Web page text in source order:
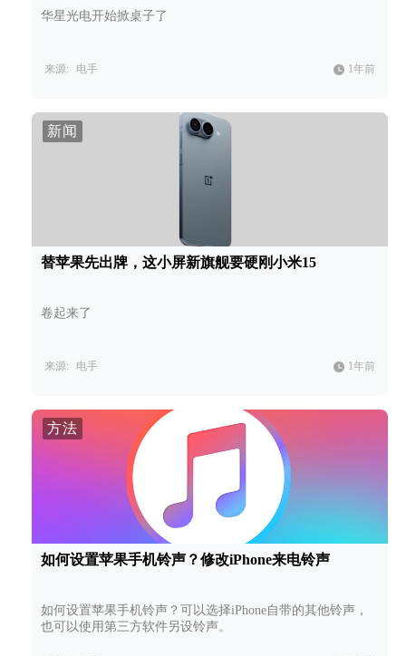
华星光电开始掀桌子了
来源: 电手 1年前
新闻
替苹果先出牌，这小屏新旗舰要硬刚小米15
卷起来了
来源: 电手 1年前
方法
如何设置苹果手机铃声？修改iPhone来电铃声
如何设置苹果手机铃声？可以选择iPhone自带的其他铃声，
也可以使用第三方软件另设铃声。